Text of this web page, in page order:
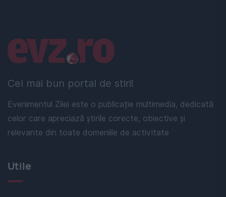
Cel mai bun portal de stiri!
Evenimentul Zilei este o publicație multimedia, dedicată
celor care apreciază știrile corecte, obiective și
relevante din toate domeniile de activitate
Linkuri utile
Utile